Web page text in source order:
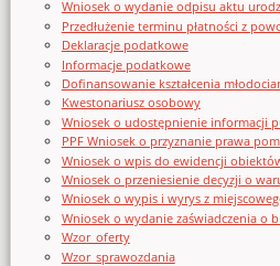
Wniosek o wydanie odpisu aktu
Przedłużenie terminu płatności z
Deklaracje podatkowe
Informacje podatkowe
Dofinansowanie kształcenia
Kwestonariusz osobowy
Wniosek o udostępnienie informacji
PPF Wniosek o przyznanie prawa
Wniosek o wpis do ewidencji
Wniosek o przeniesienie decyzji o
Wniosek o wypis i wyrys z
Wniosek o wydanie zaświadczenia o
Wzor_oferty
Wzor_sprawozdania